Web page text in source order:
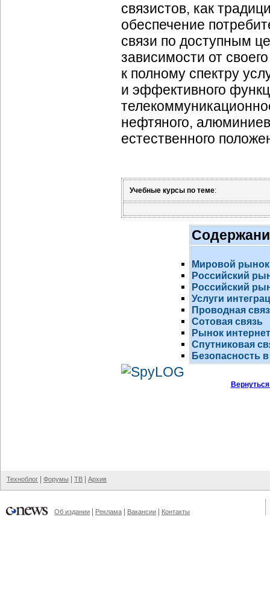
связистов, как
обеспечение
связи по доступным
зависимости от
к полному спектру
и эффективного
нефтяного,
естественного
Учебные курсы по теме:
Мировой рынок
Российский
Российский
Услуги
Проводная
Сотовая связь
Рынок
Спутниковая
Безопасность
Техноблог Форумы ТВ Архив
Об издании Реклама Вакансии Контакты